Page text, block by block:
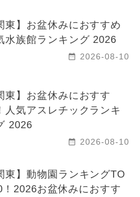
東】お盆休みにおすすめ
水族館ランキング 2026
2026-08-10
東】お盆休みにおすす
人気アスレチックランキ
2026
2026-08-10
東】動物園ランキングTO
！2026お盆休みにおすす